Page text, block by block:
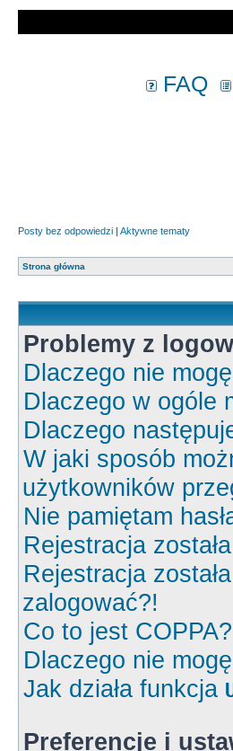
FAQ
Posty bez odpowiedzi | Aktywne tematy
Strona główna
Problemy z
Dlaczego nie
Dlaczego w ogóle
Dlaczego
W jaki sposób
użytkowników
Nie pamiętam
Rejestracja
Rejestracja
zalogować?!
Co to jest COPPA?
Dlaczego nie
Jak działa funkcja
Preferencje i